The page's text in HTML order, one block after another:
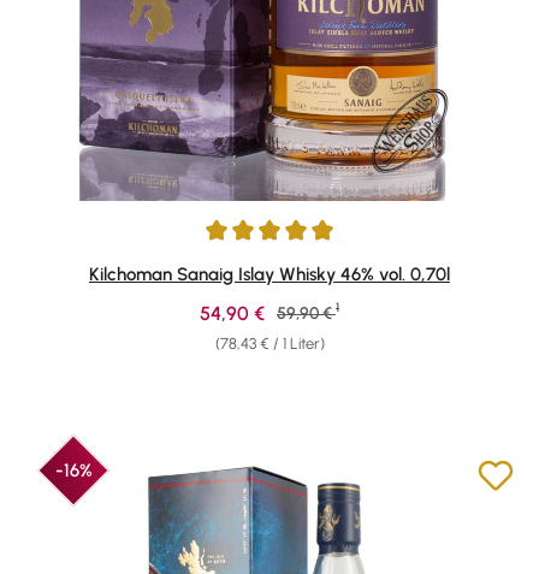
Durchschnittliche Bewertung von 4.89 von 5 Sternen
Kilchoman Sanaig Islay Whisky 46% vol. 0,70l
(78,43 € / 1 Liter)
Verkaufspreis:
54,90 € Regulärer Preis:
59,90 € 1
-16%